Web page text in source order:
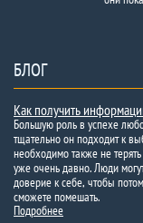
БЛОГ
Как получить
Большую роль в успехе
тщательно он подходит к
необходимо также не
уже очень давно. Люди
доверие к себе, чтобы
сможете помешать.
Подробнее